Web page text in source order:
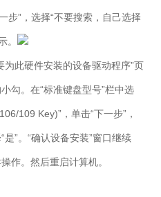
步”，选择“不要搜索，自己选择
。
为此硬件安装的设备驱动程序”页
勾。在“标准键盘型号”栏中选
109 Key)”，单击“下一步”，
”。“确认设备安装”窗口继续
作。然后重启计算机。